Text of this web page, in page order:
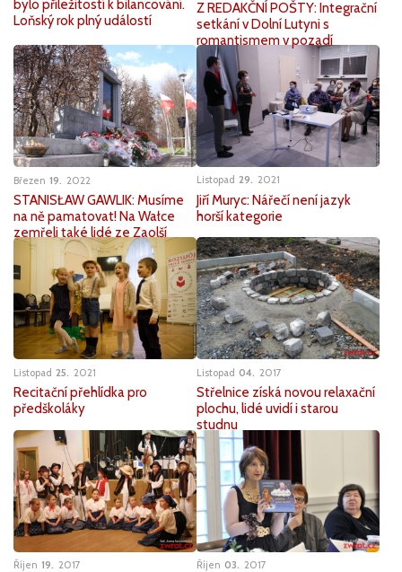
bylo příležitostí k bilancování.
Loňský rok plný událostí
Z REDAKČNÍ POŠTY: Integrační
setkání v Dolní Lutyni s
romantismem v pozadí
Březen 19 2022
STANISŁAW GAWLIK: Musíme
na ně pamatovat! Na Wałce
zemřeli také lidé ze Zaolší
Listopad 29 2021
Jiří Muryc: Nářečí není jazyk
horší kategorie
Listopad 25 2021
Recitační přehlídka pro
předškoláky
Listopad 04 2017
Střelnice získá novou relaxační
plochu, lidé uvidí i starou
studnu
Říjen 19 2017 Říjen 03 2017